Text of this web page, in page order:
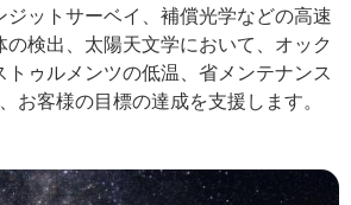
お問い合わせ
ジットサーベイ、補償光学などの高速
検出、太陽天文学において、オック
トゥルメンツの低温、省メンテナンス
お客様の目標の達成を支援します。